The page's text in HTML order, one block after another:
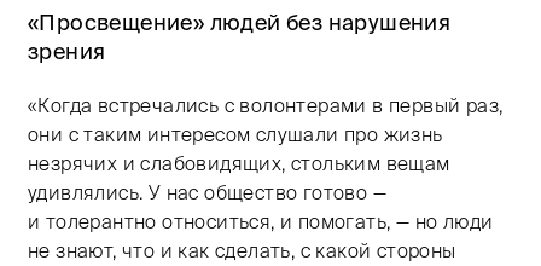
«Просвещение» людей без нарушения
зрения
«Когда встречались с волонтерами в первый раз,
они с таким интересом слушали про жизнь
незрячих и слабовидящих, стольким вещам
удивлялись. У нас общество готово —
и толерантно относиться, и помогать, — но люди
не знают, что и как сделать, с какой стороны